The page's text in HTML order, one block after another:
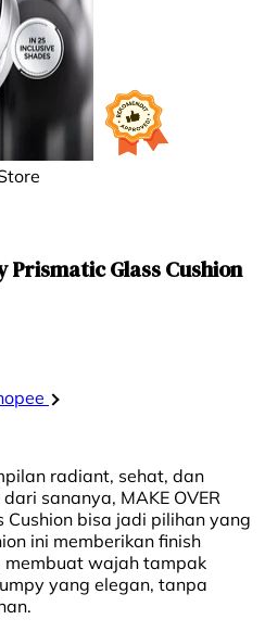
Prismatic Glass Cushion
radiant, sehat, dan
sananya, MAKE OVER
bisa jadi pilihan yang
ini memberikan finish
wajah tampak
yang elegan, tanpa